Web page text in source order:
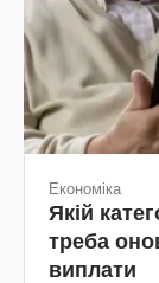
Економіка
Якій
треба
виплати